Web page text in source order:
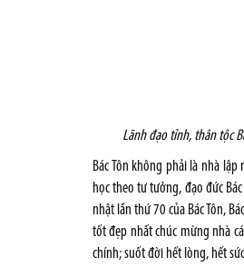
Lãnh đạo tỉnh, thân tộc
Bác Tôn không phải là nhà
học theo tư tưởng, đạo đức
nhật lần thứ 70 của Bác Tôn,
tốt đẹp nhất chúc mừng nhà
chính; suốt đời hết lòng, hết